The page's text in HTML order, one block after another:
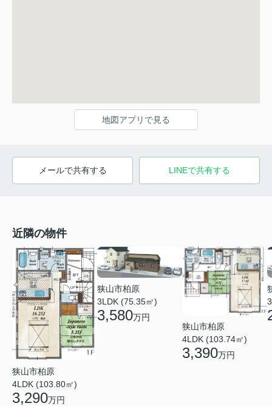
地図アプリで見る
メールで共有する LINEで共有する
近隣の物件
狭山市柏原
4LDK (103.80㎡)
3,290万円
狭山市柏原
3LDK (75.35㎡)
3,580万円
狭山市柏原
4LDK (103.74㎡)
3,390万円